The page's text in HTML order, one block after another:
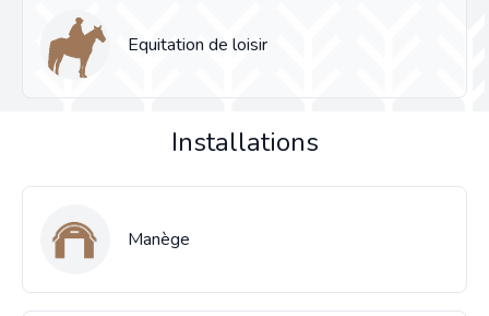
Equitation de loisir
Installations
Manège